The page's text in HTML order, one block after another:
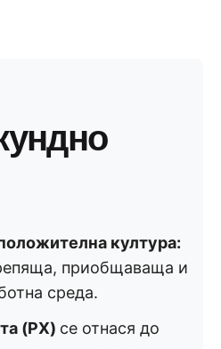
култура:
приобщаваща и
среда.
(PX) се отнася до